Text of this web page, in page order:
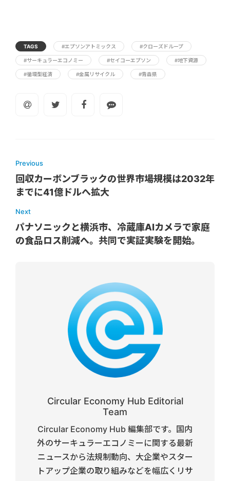
TAGS #エプソンアトミックス #クローズドループ
#サーキュラーエコノミー #セイコーエプソン #地下資源
#循環型経済 #金属リサイクル #青森県
Previous
回収カーボンブラックの世界市場規模は2032年
までに41億ドルへ拡大
Next
パナソニックと横浜市、冷蔵庫AIカメラで家庭
の食品ロス削減へ。共同で実証実験を開始。
Circular Economy Hub Editorial
Team
Circular Economy Hub 編集部です。国内
外のサーキュラーエコノミーに関する最新
ニュースから法規制動向、大企業やスター
トアップ企業の取り組みなどを幅広くリサ